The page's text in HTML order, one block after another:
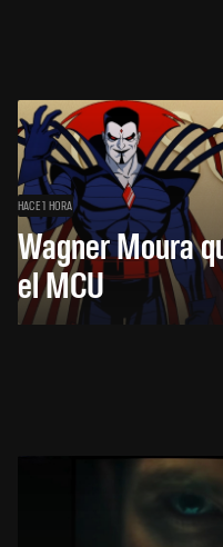
HACE 1 HORA
Wagner Moura
el MCU